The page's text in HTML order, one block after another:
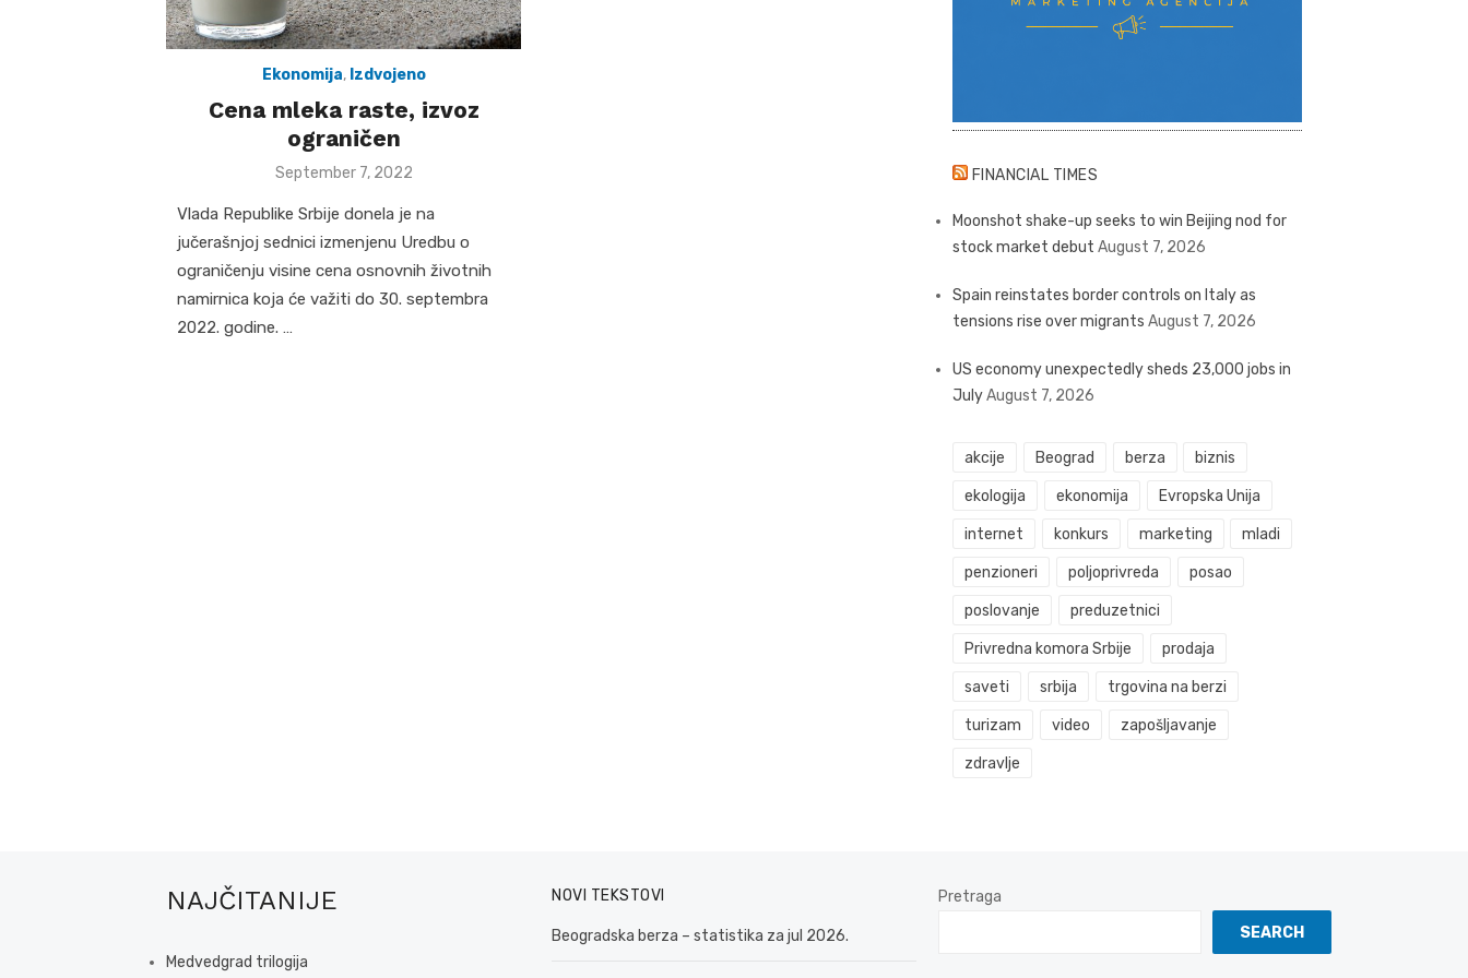
Ekonomija, Izdvojeno
Cena mleka raste, izvoz
ograničen
Posted
September 7, 2022
Vlada Republike Srbije donela je na
jučerašnjoj sednici izmenjenu Uredbu o
ograničenju visine cena osnovnih životnih
namirnica koja će važiti do 30. septembra
2022. godine. …
FINANCIAL TIMES
Moonshot shake-up seeks to win Beijing nod for
stock market debut August 7, 2026
Spain reinstates border controls on Italy as
tensions rise over migrants August 7, 2026
US economy unexpectedly sheds 23,000 jobs in
JulyAugust 7, 2026
akcije Beograd berza biznis
ekologija ekonomija Evropska Unija
internet konkurs marketing mladi
penzioneri poljoprivreda posao
poslovanje preduzetnici
Privredna komora Srbije prodaja
saveti srbija trgovina na berzi
turizam video zapošljavanje
zdravlje
NAJČITANIJE
Medvedgrad trilogija
NOVI TEKSTOVI
Beogradska berza – statistika za jul 2026.
Pretraga
SEARCH